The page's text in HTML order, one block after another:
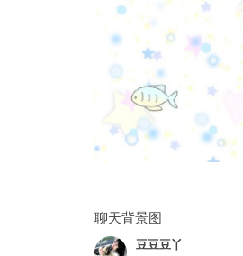
聊天背景图
豆豆豆丫